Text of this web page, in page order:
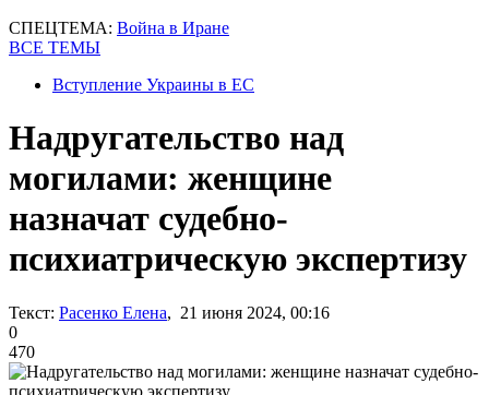
СПЕЦТЕМА: Война в Иране
ВСЕ ТЕМЫ
Вступление Украины в ЕС
Надругательство над
могилами: женщине
назначат судебно-
психиатрическую экспертизу
Текст: Расенко Елена, 21 июня 2024, 00:16
0
470